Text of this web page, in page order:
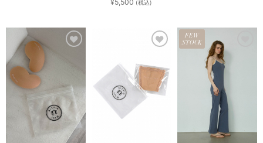
¥5,500 (税込)
りに
追加
FEW
STOCK